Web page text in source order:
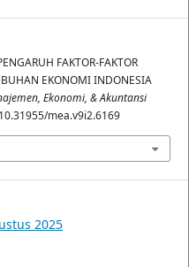
FAKTOR-FAKTOR
EKONOMI INDONESIA
Ekonomi, & Akuntansi
mea.v9i2.6169
2025